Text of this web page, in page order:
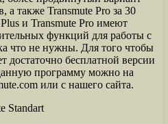
а также Transmute Pro за 30
и Transmute Pro имеют
функций для работы с
что не нужны. Для того чтобы
достаточно бесплатной версии
программу можно на
или с нашего сайта.
Standart